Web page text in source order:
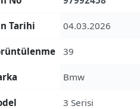
Tarihi 04.03.2026
39
Bmw
3 Serisi